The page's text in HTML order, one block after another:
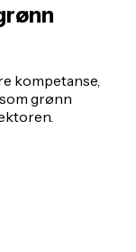
kompetanse,
grønn